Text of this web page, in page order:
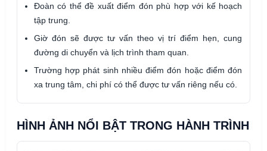
Đoàn có thể đề xuất điểm đón phù hợp với kế hoạch
tập trung.
Giờ đón sẽ được tư vấn theo vị trí điểm hẹn, cung
đường di chuyển và lịch trình tham quan.
Trường hợp phát sinh nhiều điểm đón hoặc điểm đón
xa trung tâm, chi phí có thể được tư vấn riêng nếu có.
HÌNH ẢNH NỔI BẬT TRONG HÀNH TRÌNH